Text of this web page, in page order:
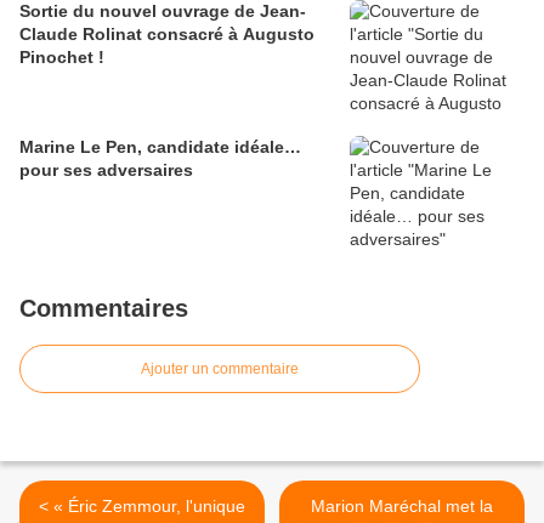
Sortie du nouvel ouvrage de Jean-
Claude Rolinat consacré à Augusto
Pinochet !
Marine Le Pen, candidate idéale…
pour ses adversaires
Commentaires
Ajouter un commentaire
< « Éric Zemmour, l'unique
Marion Maréchal met la